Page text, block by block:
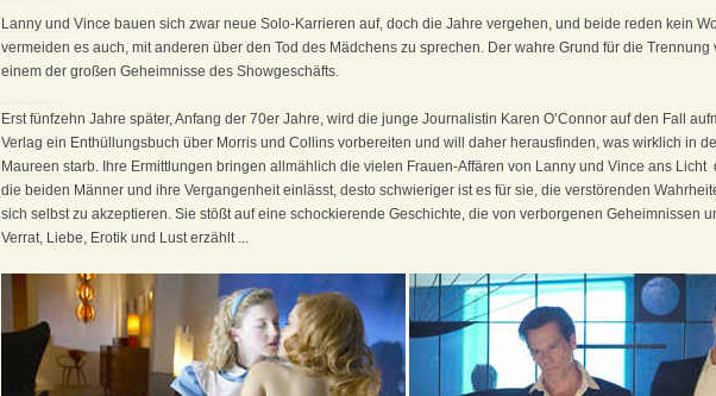
Lanny und Vince bauen sich zwar neue Solo-Karrieren auf, doch die Jahre vergehen, und beide reden kein
vermeiden es auch, mit anderen über den Tod des Mädchens zu sprechen. Der wahre Grund für die
einem der großen Geheimnisse des Showgeschäfts.
Erst fünfzehn Jahre später, Anfang der 70er Jahre, wird die junge Journalistin Karen O’Connor auf den Fall
Verlag ein Enthüllungsbuch über Morris und Collins vorbereiten und will daher herausfinden, was wirklich in
Maureen starb. Ihre Ermittlungen bringen allmählich die vielen Frauen-Affären von Lanny und Vince ans Licht
die beiden Männer und ihre Vergangenheit einlässt, desto schwieriger ist es für sie, die verstörenden
sich selbst zu akzeptieren. Sie stößt auf eine schockierende Geschichte, die von verborgenen Geheimnissen
Verrat, Liebe, Erotik und Lust erzählt ...